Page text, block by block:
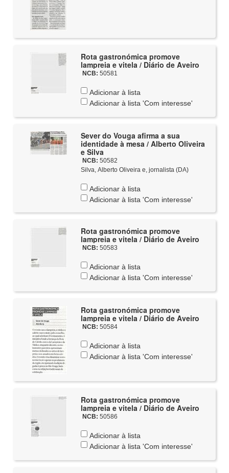
Rota gastronómica promove
lampreia e vitela / Diário de Aveiro
NCB: 50581
Adicionar à lista
Adicionar à lista 'Com interesse'
Sever do Vouga afirma a sua
identidade à mesa / Alberto Oliveira
e Silva
NCB: 50582
Silva, Alberto Oliveira e, jornalista (DA)
Adicionar à lista
Adicionar à lista 'Com interesse'
Rota gastronómica promove
lampreia e vitela / Diário de Aveiro
NCB: 50583
Adicionar à lista
Adicionar à lista 'Com interesse'
Rota gastronómica promove
lampreia e vitela / Diário de Aveiro
NCB: 50584
Adicionar à lista
Adicionar à lista 'Com interesse'
Rota gastronómica promove
lampreia e vitela / Diário de Aveiro
NCB: 50586
Adicionar à lista
Adicionar à lista 'Com interesse'